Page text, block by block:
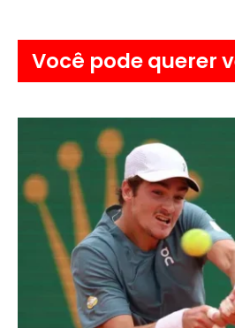
Você pode querer